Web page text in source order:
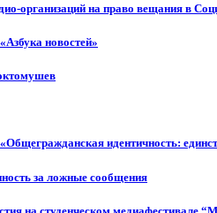
организаций на право вещания в
новостей»
идентичность:
за ложные сообщения